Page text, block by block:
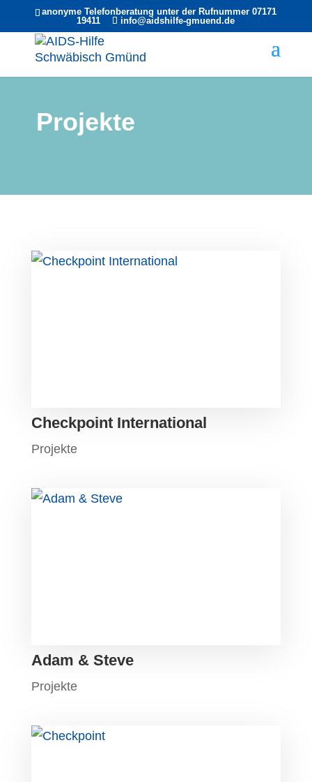
anonyme Telefonberatung unter der Rufnummer 07171
19411
info@aidshilfe-gmuend.de
Projekte
Checkpoint International
Projekte
Adam & Steve
Projekte